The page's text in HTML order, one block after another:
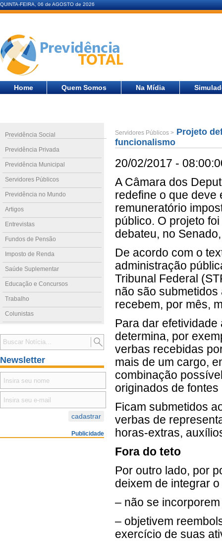
QUINTA-FEIRA, 06 de AGOSTO de 2026
Home Quem Somos Na Mídia
Previdência Social
Previdência Privada
Previdência Municipal
Servidores Públicos
Previdência no Mundo
Artigos
Entrevistas
Fundos de Pensão
Imposto de Renda
Saúde Suplementar
Educação e Concursos
Trabalho
Colunistas
Newsletter
Publicidade
Servidores Públicos > Projeto
funcionalismo
20/02/2017 -
A Câmara dos
redefine o que deve
remuneratório
público. O projeto
debateu, no
De acordo com o
administração
Tribunal Federal
não são
recebem, por mês,
Para dar
determina, por
verbas recebidas
mais de um cargo,
combinação
originados de
Ficam submetidos
verbas de
horas-extras,
Fora do teto
Por outro lado, por
deixem de integrar
– não se
– objetivem
exercício de suas